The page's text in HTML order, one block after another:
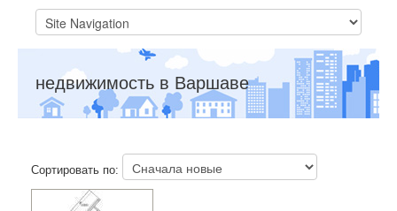
недвижимость в Варшаве
Сортировать по: